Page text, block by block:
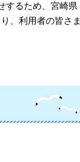
するため、宮崎県
、利用者の皆さま